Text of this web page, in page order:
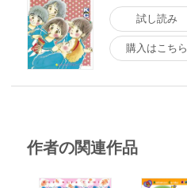
試し読み
購入はこちら
作者の関連作品